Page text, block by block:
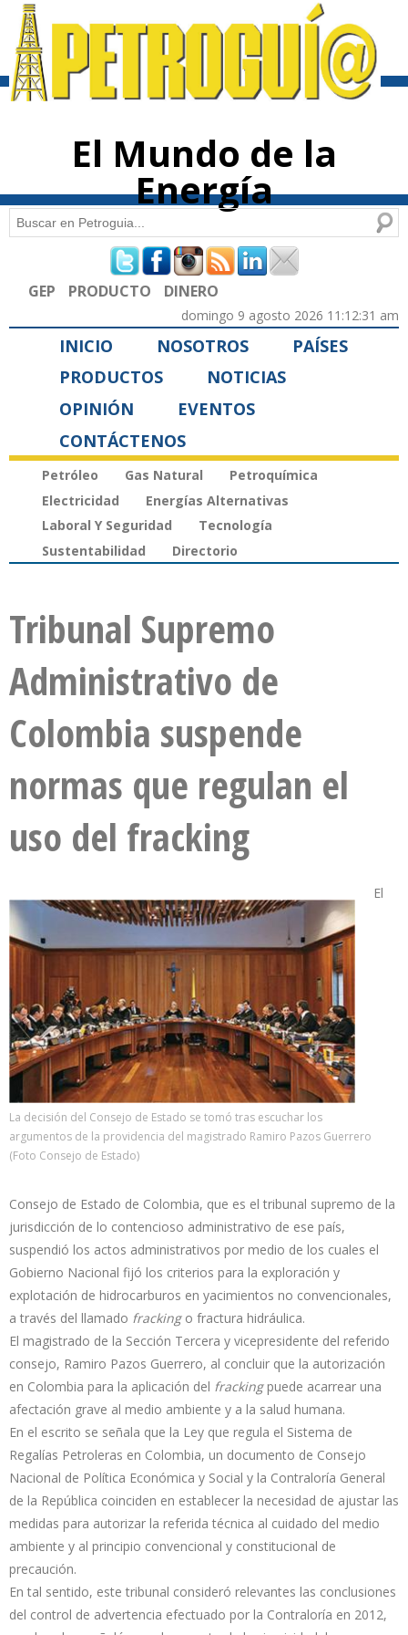
contenido
El Mundo de la
Energía
Formulario de búsqueda
Buscar
GEP PRODUCTO DINERO
domingo 9 agosto 2026 11:12:31 am
INICIO NOSOTROS
PAÍSES
PRODUCTOS
NOTICIAS
OPINIÓN
EVENTOS
CONTÁCTENOS
Petróleo Gas Natural
Petroquímica
Electricidad
Energías Alternativas
Laboral Y Seguridad
Tecnología
Sustentabilidad
Directorio
Tribunal Supremo
Administrativo de
Colombia suspende
normas que regulan el
uso del fracking
La decisión del Consejo de Estado se tomó tras escuchar los
argumentos de la providencia del magistrado Ramiro Pazos Guerrero
(Foto Consejo de Estado)
El
Consejo de Estado de Colombia, que es el tribunal supremo de la
jurisdicción de lo contencioso administrativo de ese país,
suspendió los actos administrativos por medio de los cuales el
Gobierno Nacional fijó los criterios para la exploración y
explotación de hidrocarburos en yacimientos no convencionales,
a través del llamado frackingo fractura hidráulica.
El magistrado de la Sección Tercera y vicepresidente del referido
consejo, Ramiro Pazos Guerrero, al concluir que la autorización
en Colombia para la aplicación del frackingpuede acarrear una
afectación grave al medio ambiente y a la salud humana.
En el escrito se señala que la Ley que regula el Sistema de
Regalías Petroleras en Colombia, un documento de Consejo
Nacional de Política Económica y Social y la Contraloría General
de la República coinciden en establecer la necesidad de ajustar las
medidas para autorizar la referida técnica al cuidado del medio
ambiente y al principio convencional y constitucional de
precaución.
En tal sentido, este tribunal consideró relevantes las conclusiones
del control de advertencia efectuado por la Contraloría en 2012,